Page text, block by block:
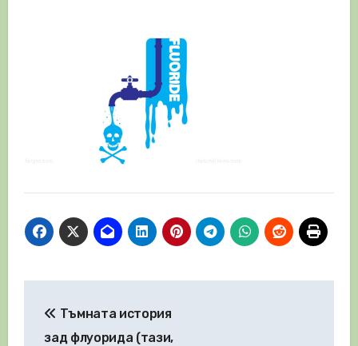
Тъмната история
зад флуорида (тази,